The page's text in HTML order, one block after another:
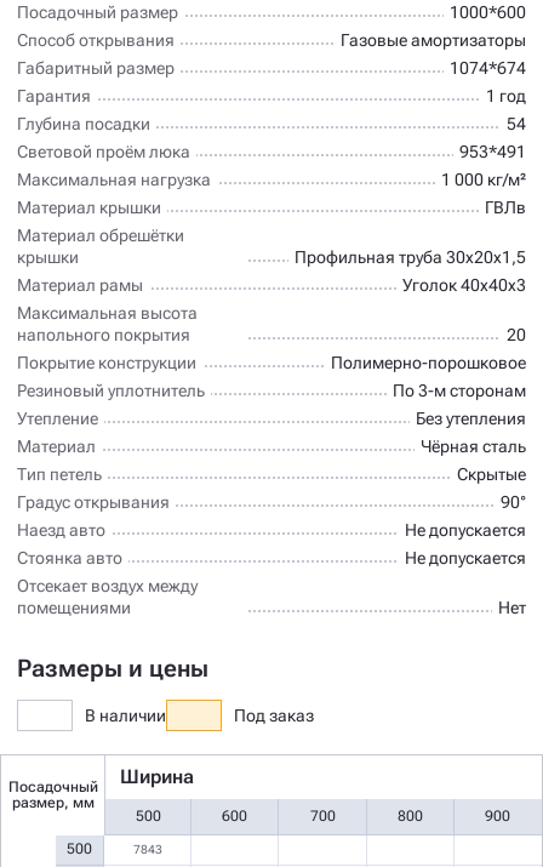
Посадочный размер
1000*600
Способ открывания
Газовые амортизаторы
Габаритный размер
1074*674
Гарантия
1 год
Глубина посадки
54
Световой проём люка
953*491
Максимальная нагрузка
1 000 кг/м²
Материал крышки
ГВЛв
Материал обрешётки
крышки
Профильная труба 30х20х1,5
Материал рамы
Уголок 40х40х3
Максимальная высота
напольного покрытия
20
Покрытие конструкции
Полимерно-порошковое
Резиновый уплотнитель
По 3-м сторонам
Утепление
Без утепления
Материал
Чёрная сталь
Тип петель
Скрытые
Градус открывания
90°
Наезд авто
Не допускается
Стоянка авто
Не допускается
Отсекает воздух между
помещениями
Нет
Размеры и цены
В наличии Под заказ
Посадочный
размер, мм
Ширина
500 600 700 800 900
500
7843